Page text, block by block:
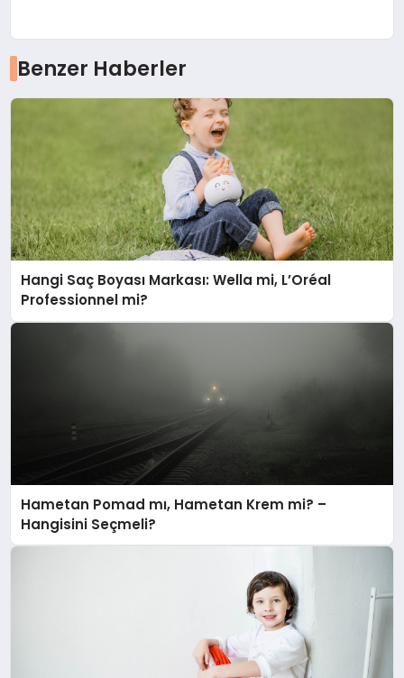
Benzer Haberler
Hangi Saç Boyası Markası: Wella mi, L’Oréal
Professionnel mi?
Hametan Pomad mı, Hametan Krem mi? –
Hangisini Seçmeli?